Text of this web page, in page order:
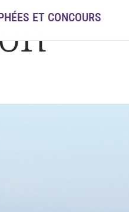
ET CONCOURS